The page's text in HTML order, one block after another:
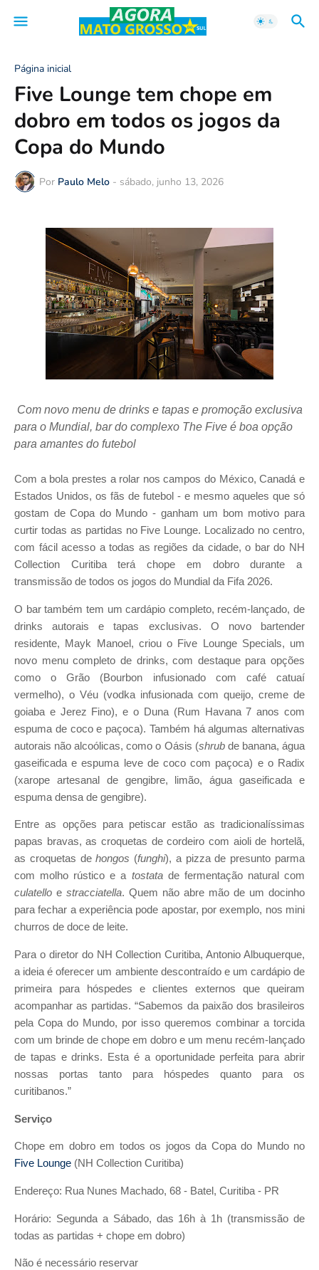
Página inicial
Five Lounge tem chope em
dobro em todos os jogos da
Copa do Mundo
Por Paulo Melo - sábado, junho 13, 2026
Com novo menu de drinks e tapas e promoção exclusiva
para o Mundial, bar do complexo The Five é boa opção
para amantes do futebol
Com a bola prestes a rolar nos campos do México, Canadá e
Estados Unidos, os fãs de futebol - e mesmo aqueles que só
gostam de Copa do Mundo - ganham um bom motivo para
curtir todas as partidas no Five Lounge. Localizado no centro,
com fácil acesso a todas as regiões da cidade, o bar do NH
Collection Curitiba terá chope em dobro durante a
transmissão de todos os jogos do Mundial da Fifa 2026.
O bar também tem um cardápio completo, recém-lançado, de
drinks autorais e tapas exclusivas. O novo bartender
residente, Mayk Manoel, criou o Five Lounge Specials, um
novo menu completo de drinks, com destaque para opções
como o Grão (Bourbon infusionado com café catuaí
vermelho), o Véu (vodka infusionada com queijo, creme de
goiaba e Jerez Fino), e o Duna (Rum Havana 7 anos com
espuma de coco e paçoca). Também há algumas alternativas
autorais não alcoólicas, como o Oásis (shrubde banana, água
gaseificada e espuma leve de coco com paçoca) e o Radix
(xarope artesanal de gengibre, limão, água gaseificada e
espuma densa de gengibre).
Entre as opções para petiscar estão as tradicionalíssimas
papas bravas, as croquetas de cordeiro com aioli de hortelã,
as croquetas dehongos (funghi), a pizza de presunto parma
com molho rústico e a tostatade fermentação natural com
culatello e stracciatella. Quem não abre mão de um docinho
para fechar a experiência pode apostar, por exemplo, nos mini
churros de doce de leite.
Para o diretor do NH Collection Curitiba, Antonio Albuquerque,
a ideia é oferecer um ambiente descontraído e um cardápio de
primeira para hóspedes e clientes externos que queiram
acompanhar as partidas. “Sabemos da paixão dos brasileiros
pela Copa do Mundo, por isso queremos combinar a torcida
com um brinde de chope em dobro e um menu recém-lançado
de tapas e drinks. Esta é a oportunidade perfeita para abrir
nossas portas tanto para hóspedes quanto para os
curitibanos.”
Serviço
Chope em dobro em todos os jogos da Copa do Mundo no
Five Lounge (NH Collection Curitiba)
Endereço: Rua Nunes Machado, 68 - Batel, Curitiba - PR
Horário: Segunda a Sábado, das 16h à 1h (transmissão de
todas as partidas + chope em dobro)
Não é necessário reservar